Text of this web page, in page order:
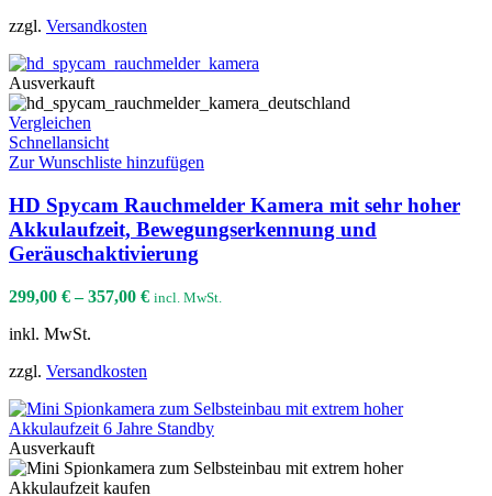
zzgl. Versandkosten
Ausverkauft
Vergleichen
Schnellansicht
Zur Wunschliste hinzufügen
HD Spycam Rauchmelder Kamera mit sehr hoher
Akkulaufzeit, Bewegungserkennung und
Geräuschaktivierung
299,00 €–357,00 € incl. MwSt.
inkl. MwSt.
zzgl. Versandkosten
Ausverkauft